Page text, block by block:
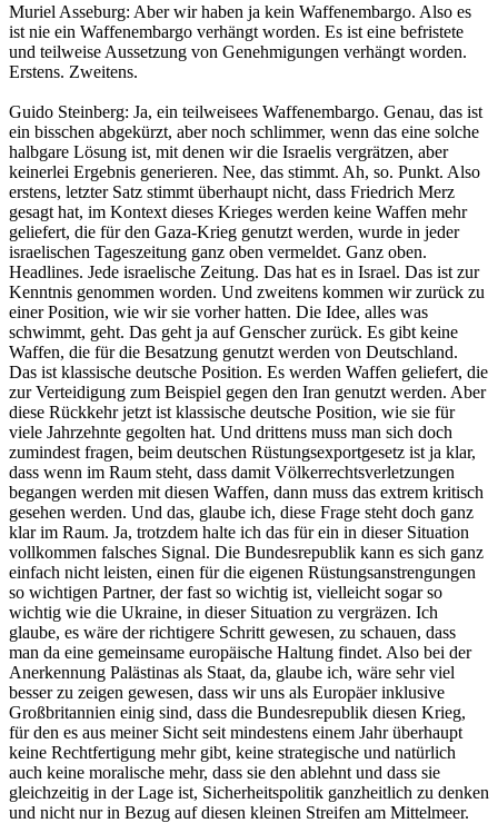
Muriel Asseburg: Aber wir haben ja kein Waffenembargo. Also es
ist nie ein Waffenembargo verhängt worden. Es ist eine befristete
und teilweise Aussetzung von Genehmigungen verhängt worden.
Erstens. Zweitens.
Guido Steinberg: Ja, ein teilweisees Waffenembargo. Genau, das ist
ein bisschen abgekürzt, aber noch schlimmer, wenn das eine solche
halbgare Lösung ist, mit denen wir die Israelis vergrätzen, aber
keinerlei Ergebnis generieren. Nee, das stimmt. Ah, so. Punkt. Also
erstens, letzter Satz stimmt überhaupt nicht, dass Friedrich Merz
gesagt hat, im Kontext dieses Krieges werden keine Waffen mehr
geliefert, die für den Gaza-Krieg genutzt werden, wurde in jeder
israelischen Tageszeitung ganz oben vermeldet. Ganz oben.
Headlines. Jede israelische Zeitung. Das hat es in Israel. Das ist zur
Kenntnis genommen worden. Und zweitens kommen wir zurück zu
einer Position, wie wir sie vorher hatten. Die Idee, alles was
schwimmt, geht. Das geht ja auf Genscher zurück. Es gibt keine
Waffen, die für die Besatzung genutzt werden von Deutschland.
Das ist klassische deutsche Position. Es werden Waffen geliefert, die
zur Verteidigung zum Beispiel gegen den Iran genutzt werden. Aber
diese Rückkehr jetzt ist klassische deutsche Position, wie sie für
viele Jahrzehnte gegolten hat. Und drittens muss man sich doch
zumindest fragen, beim deutschen Rüstungsexportgesetz ist ja klar,
dass wenn im Raum steht, dass damit Völkerrechtsverletzungen
begangen werden mit diesen Waffen, dann muss das extrem kritisch
gesehen werden. Und das, glaube ich, diese Frage steht doch ganz
klar im Raum. Ja, trotzdem halte ich das für ein in dieser Situation
vollkommen falsches Signal. Die Bundesrepublik kann es sich ganz
einfach nicht leisten, einen für die eigenen Rüstungsanstrengungen
so wichtigen Partner, der fast so wichtig ist, vielleicht sogar so
wichtig wie die Ukraine, in dieser Situation zu vergräzen. Ich
glaube, es wäre der richtigere Schritt gewesen, zu schauen, dass
man da eine gemeinsame europäische Haltung findet. Also bei der
Anerkennung Palästinas als Staat, da, glaube ich, wäre sehr viel
besser zu zeigen gewesen, dass wir uns als Europäer inklusive
Großbritannien einig sind, dass die Bundesrepublik diesen Krieg,
für den es aus meiner Sicht seit mindestens einem Jahr überhaupt
keine Rechtfertigung mehr gibt, keine strategische und natürlich
auch keine moralische mehr, dass sie den ablehnt und dass sie
gleichzeitig in der Lage ist, Sicherheitspolitik ganzheitlich zu denken
und nicht nur in Bezug auf diesen kleinen Streifen am Mittelmeer.